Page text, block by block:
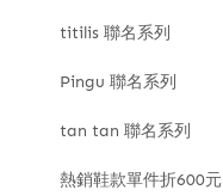
titilis 聯名系列
Pingu 聯名系列
tan tan 聯名系列
熱銷鞋款單件折600元